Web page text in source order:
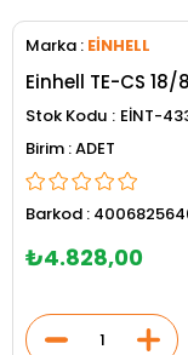
Marka : EİNHELL
Einhell TE-CS
Stok Kodu
EİNT-
ADET
Barkod :
₺4.828,00